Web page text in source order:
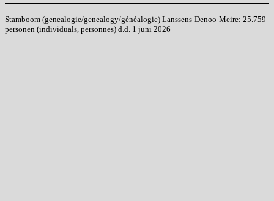
Stamboom (genealogie/genealogy/généalogie) Lanssens-Denoo-Meire: 25.759
personen (individuals, personnes) d.d. 1 juni 2026